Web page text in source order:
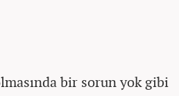
bir sorun yok gibi